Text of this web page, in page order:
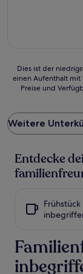
Dies
ist
Preis
pro
Nacht,
den
letzten
einen
1 Übernachtung
von
2 Erwachsenen
Dies ist der
einen Aufenthalt mit
Preise und
Weitere
Entdecke
Frühstück